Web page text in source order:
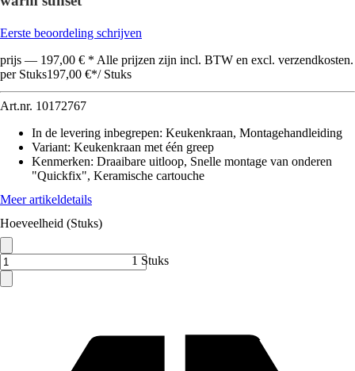
Eerste beoordeling schrijven
prijs — 197,00 € * Alle prijzen zijn incl. BTW en excl. verzendkosten.
per Stuks197,00 €*/ Stuks
Art.nr. 10172767
In de levering inbegrepen: Keukenkraan, Montagehandleiding
Variant: Keukenkraan met één greep
Kenmerken: Draaibare uitloop, Snelle montage van onderen
"Quickfix", Keramische cartouche
Meer artikeldetails
Hoeveelheid (Stuks)
1 Stuks